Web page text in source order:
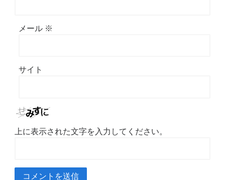
メール ※
サイト
上に表示された文字を入力してください。